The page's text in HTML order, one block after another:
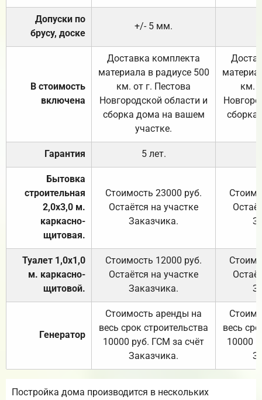
Допуски по
брусу, доске
+/- 5 мм.
В стоимость
включена
Доставка комплекта
материала в радиусе 500
км. от г. Пестова
Новгородской области и
сборка дома на вашем
участке.
км.
Гарантия 5 лет.
Бытовка
строительная
2,0х3,0 м.
каркасно-
щитовая.
Стоимость 23000 руб.
Остаётся на участке
Заказчика.
Туалет 1,0х1,0
м. каркасно-
щитовой.
Стоимость 12000 руб.
Остаётся на участке
Заказчика.
Генератор
Стоимость аренды на
весь срок строительства
10000 руб. ГСМ за счёт
Заказчика.
весь
10000
Постройка дома производится в нескольких